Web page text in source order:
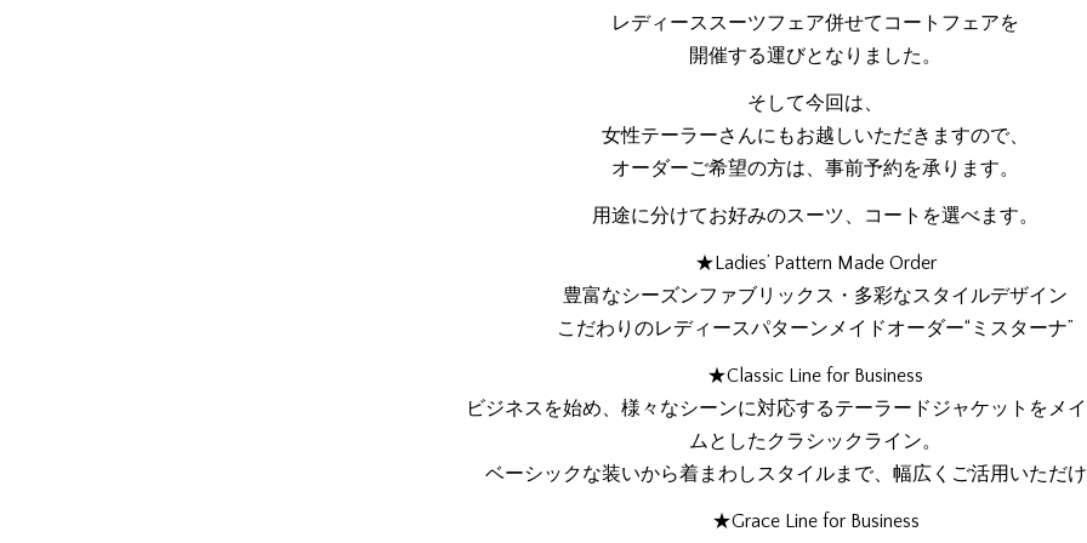
レディーススーツフェア併せてコートフェアを
開催する運びとなりました。
そして今回は、
女性テーラーさんにもお越しいただきますので、
オーダーご希望の方は、事前予約を承ります。
用途に分けてお好みのスーツ、コートを選べます。
★Ladies’ Pattern Made Order
豊富なシーズンファブリックス・多彩なスタイルデザイン
こだわりのレディースパターンメイドオーダー“ミスターナ”
★Classic Line for Business
ビジネスを始め、様々なシーンに対応するテーラードジャケットをメ
ムとしたクラシックライン。
ベーシックな装いから着まわしスタイルまで、幅広くご活用いただけ
★Grace Line for Business